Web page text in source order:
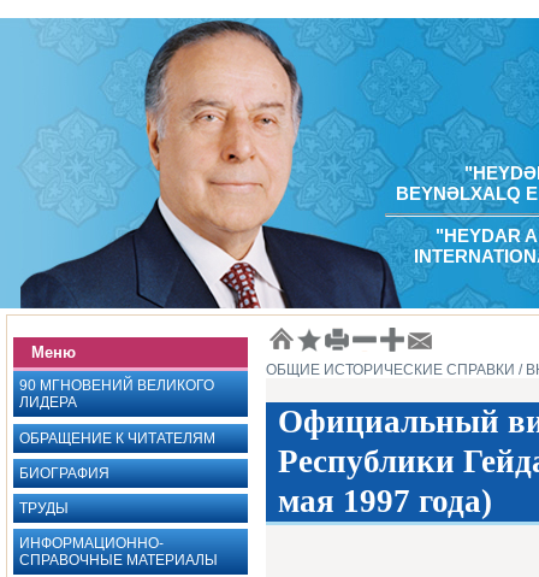
BEYNƏLXALQ
"HEYDAR
Меню
90 МГНОВЕНИЙ ВЕЛИКОГО
ЛИДЕРА
ОБРАЩЕНИЕ К ЧИТАТЕЛЯМ
БИОГРАФИЯ
ТРУДЫ
ИНФОРМАЦИОННО-
СПРАВОЧНЫЕ МАТЕРИАЛЫ
ОБЩИЕ ИСТОРИЧЕСКИЕ СПРАВКИ /
Официальный
Республики
мая 1997 года)